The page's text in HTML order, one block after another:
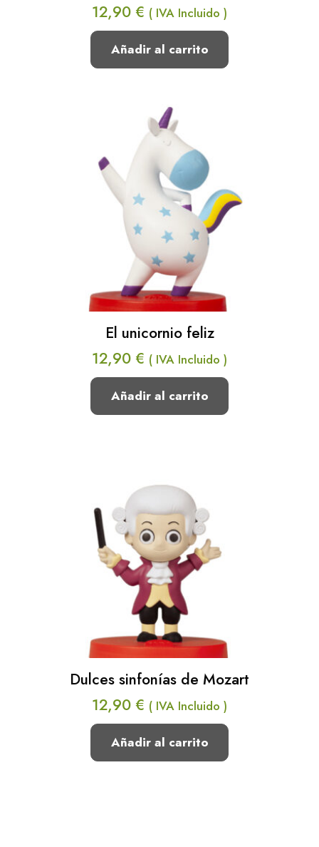
12,90 € ( IVA Incluido )
Añadir al carrito
El unicornio feliz
12,90 € ( IVA Incluido )
Añadir al carrito
Dulces sinfonías de Mozart
12,90 € ( IVA Incluido )
Añadir al carrito